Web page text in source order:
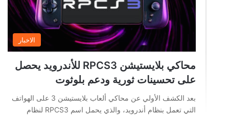
الاخبار
محاكي بلايستيشن RPCS3 للأندرويد يحصل
على تحسينات ثورية ودعم بلوثوت
بعد الكشف الأولي عن محاكي ألعاب بلايستيشن 3 على الهواتف
التي تعمل بنظام أندرويد، والذي يحمل اسم RPCS3 لنظام